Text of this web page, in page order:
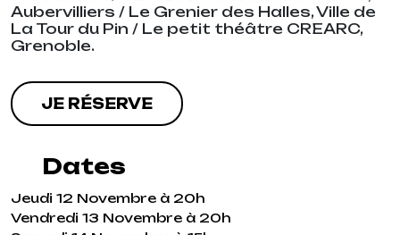
Aubervilliers / Le Grenier des Halles, Ville de
La Tour du Pin / Le petit théâtre CREARC,
Grenoble.
JE RÉSERVE
Dates
Jeudi 12 Novembre à 20h
Vendredi 13 Novembre à 20h